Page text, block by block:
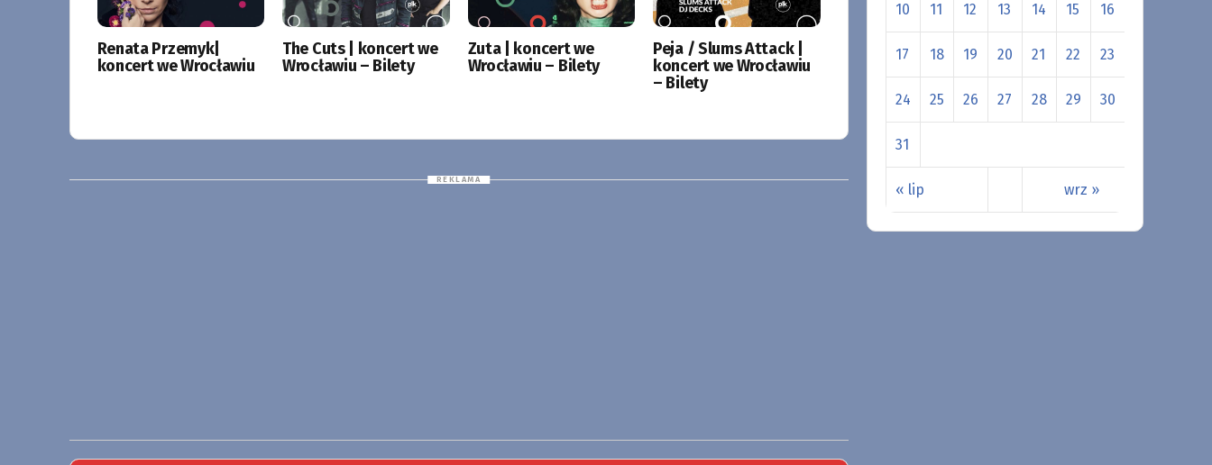
Renata Przemyk|
koncert we Wrocławiu
The Cuts | koncert we
Wrocławiu – Bilety
Zuta | koncert we
Wrocławiu – Bilety
Peja / Slums Attack |
koncert we Wrocławiu
– Bilety
« lip wrz »
10 11 12 13 14 15 16
17 18 19 20 21 22 23
24 25 26 27 28 29 30
31